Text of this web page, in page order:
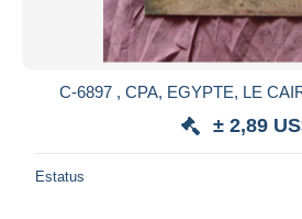
C-6897 , CPA, EGYPTE, LE
± 2,89
Estatus